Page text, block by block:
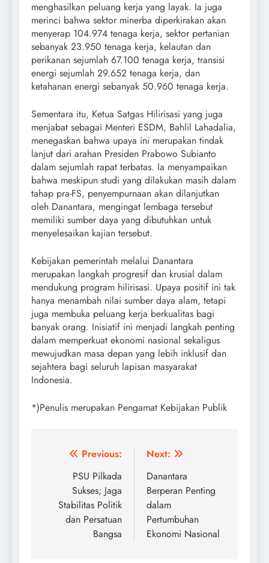
menghasilkan peluang kerja yang layak. Ia juga
merinci bahwa sektor minerba diperkirakan akan
menyerap 104.974 tenaga kerja, sektor pertanian
sebanyak 23.950 tenaga kerja, kelautan dan
perikanan sejumlah 67.100 tenaga kerja, transisi
energi sejumlah 29.652 tenaga kerja, dan
ketahanan energi sebanyak 50.960 tenaga kerja.
Sementara itu, Ketua Satgas Hilirisasi yang juga
menjabat sebagai Menteri ESDM, Bahlil Lahadalia,
menegaskan bahwa upaya ini merupakan tindak
lanjut dari arahan Presiden Prabowo Subianto
dalam sejumlah rapat terbatas. Ia menyampaikan
bahwa meskipun studi yang dilakukan masih dalam
tahap pra-FS, penyempurnaan akan dilanjutkan
oleh Danantara, mengingat lembaga tersebut
memiliki sumber daya yang dibutuhkan untuk
menyelesaikan kajian tersebut.
Kebijakan pemerintah melalui Danantara
merupakan langkah progresif dan krusial dalam
mendukung program hilirisasi. Upaya positif ini tak
hanya menambah nilai sumber daya alam, tetapi
juga membuka peluang kerja berkualitas bagi
banyak orang. Inisiatif ini menjadi langkah penting
dalam memperkuat ekonomi nasional sekaligus
mewujudkan masa depan yang lebih inklusif dan
sejahtera bagi seluruh lapisan masyarakat
Indonesia.
*)Penulis merupakan Pengamat Kebijakan Publik
Post
navigation
Previous:
PSU Pilkada
Sukses; Jaga
Stabilitas Politik
dan Persatuan
Bangsa
Next:
Danantara
Berperan Penting
dalam
Pertumbuhan
Ekonomi Nasional